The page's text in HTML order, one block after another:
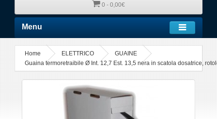
0 - 0,00€
Menu
Home ELETTRICO
GUAINE
Guaina termoretraibile Ø Int. 12,7 Est. 13,5 nera in scatola dosatrice,